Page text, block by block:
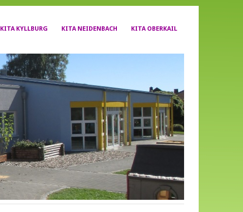
KITA KYLLBURG KITA NEIDENBACH KITA OBERKAIL